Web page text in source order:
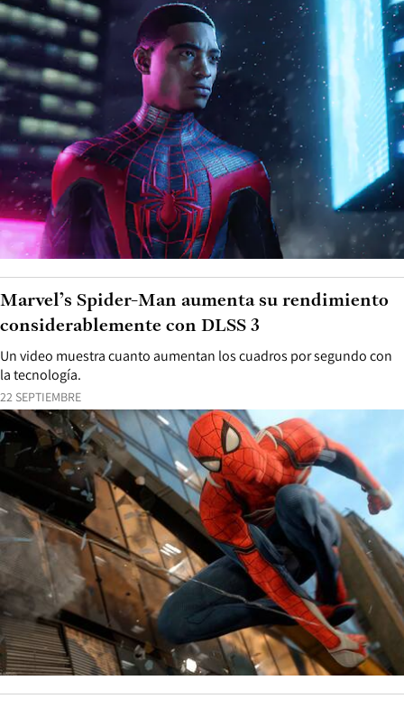
22 SEPTIEMBRE
Un video muestra cuanto aumentan los cuadros por segundo con
la tecnología.
Marvel’s Spider-Man aumenta su rendimiento
considerablemente con DLSS 3